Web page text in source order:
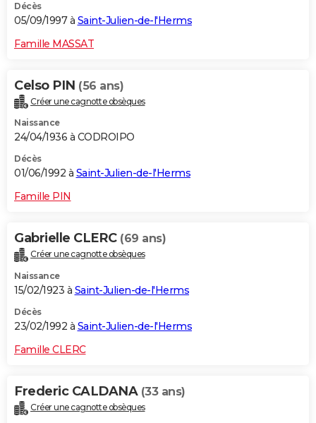
Décès
05/09/1997 à Saint-Julien-de-l'Herms
Famille MASSAT
Celso PIN (56 ans)
Créer une cagnotte obsèques
Naissance
24/04/1936 à CODROIPO
Décès
01/06/1992 à Saint-Julien-de-l'Herms
Famille PIN
Gabrielle CLERC (69 ans)
Créer une cagnotte obsèques
Naissance
15/02/1923 à Saint-Julien-de-l'Herms
Décès
23/02/1992 à Saint-Julien-de-l'Herms
Famille CLERC
Frederic CALDANA (33 ans)
Créer une cagnotte obsèques